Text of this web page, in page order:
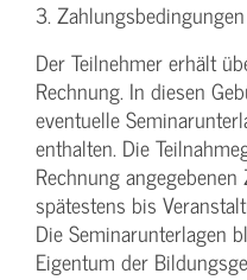
3. Zahlungsbedingungen
Der Teilnehmer erhält
Rechnung. In diesen
eventuelle
enthalten. Die
Rechnung
spätestens bis
Die Seminarunterlagen
Eigentum der